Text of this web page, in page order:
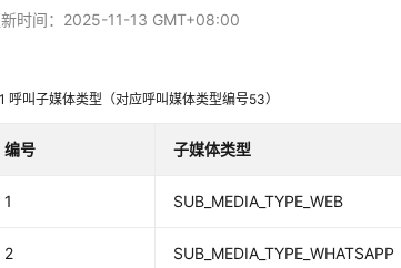
时间： 2025-11-13 GMT+08:00
呼叫子媒体类型（对应呼叫媒体类型编号53）
编号 子媒体类型
1 SUB_MEDIA_TYPE_WEB
2 SUB_MEDIA_TYPE_WHATSAPP